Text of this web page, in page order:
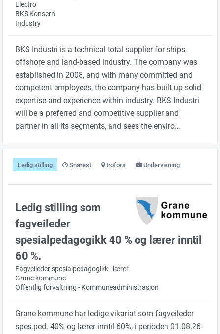
Electro
BKS Konsern
Industry
BKS Industri is a technical total supplier for ships,
offshore and land-based industry. The company was
established in 2008, and with many committed and
competent employees, the company has built up solid
expertise and experience within industry. BKS Industri
will be a preferred and competitive supplier and
partner in all its segments, and sees the enviro…
Ledig stilling Snarest trofors Undervisning
Ledig stilling som
fagveileder
spesialpedagogikk 40 % og lærer inntil
60 %.
Fagveileder spesialpedagogikk - lærer
Grane kommune
Offentlig forvaltning - Kommuneadministrasjon
Grane kommune har ledige vikariat som fagveileder
spes.ped. 40% og lærer inntil 60%, i perioden 01.08.26-